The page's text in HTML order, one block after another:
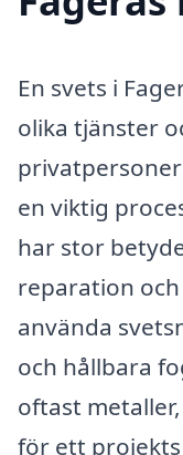
En svets i
olika tjänster
en viktig
har stor
reparation
använda
och hållbara
oftast
för ett